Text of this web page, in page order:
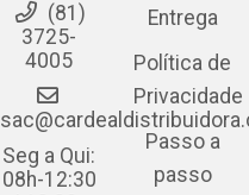
(81)
3725-
4005
Seg a Qui:
08h-12:30
Entrega
Política de
Privacidade
Passo a
passo